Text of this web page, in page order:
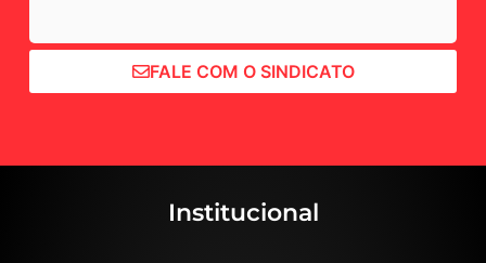
FALE COM O SINDICATO
Institucional